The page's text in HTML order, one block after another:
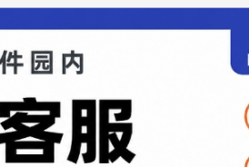
为HEV专用，GR
），空气动力学和悬架等
单元效率提升，纯电续航
功率也提高了12%，加速